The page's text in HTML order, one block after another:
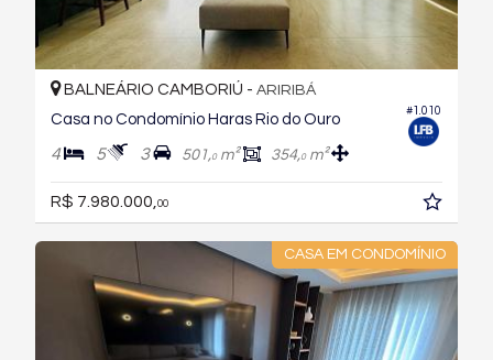
#1.010
BALNEÁRIO CAMBORIÚ - ARIRIBÁ
Casa no Condomínio Haras Rio do Ouro
4 5 3 501,0m² 354,0m²
R$ 7.980.000, 00
CASA EM CONDOMÍNIO